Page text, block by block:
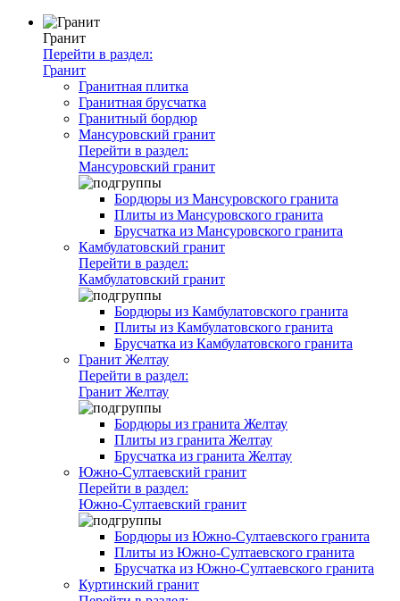
Гранит
Перейти в раздел:
Гранит
Гранитная плитка
Гранитная брусчатка
Гранитный бордюр
Мансуровский гранит
Перейти в раздел:
Мансуровский гранит
Бордюры из Мансуровского гранита
Плиты из Мансуровского гранита
Брусчатка из Мансуровского гранита
Камбулатовский гранит
Перейти в раздел:
Камбулатовский гранит
Бордюры из Камбулатовского гранита
Плиты из Камбулатовского гранита
Брусчатка из Камбулатовского гранита
Гранит Желтау
Перейти в раздел:
Гранит Желтау
Бордюры из гранита Желтау
Плиты из гранита Желтау
Брусчатка из гранита Желтау
Южно-Султаевский гранит
Перейти в раздел:
Южно-Султаевский гранит
Бордюры из Южно-Султаевского гранита
Плиты из Южно-Султаевского гранита
Брусчатка из Южно-Султаевского гранита
Куртинский гранит